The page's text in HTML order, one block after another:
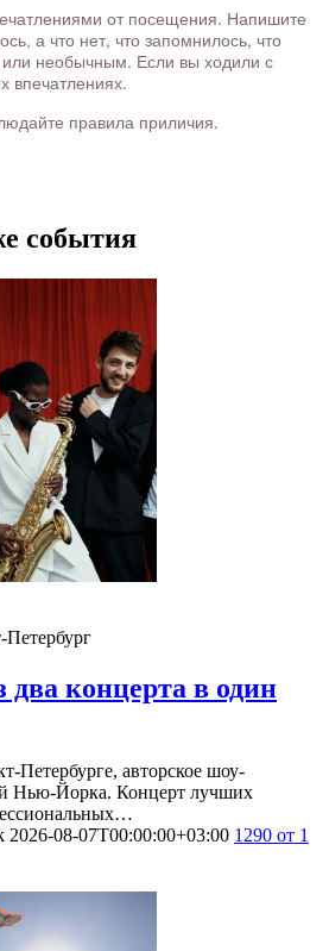
от посещения. Напишите
а что нет, что запомнилось, что
необычным. Если вы ходили с
впечатлениях.
правила приличия.
события
Петербург
два концерта в один
Петербурге, авторское шоу-
Нью-Йорка. Концерт лучших
2026-08-07T00:00:00+03:00 1290 от 1